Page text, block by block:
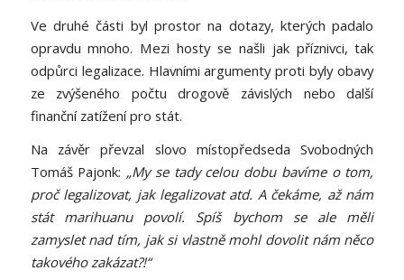
Ve druhé části byl prostor na dotazy, kterých padalo
opravdu mnoho. Mezi hosty se našli jak příznivci, tak
odpůrci legalizace. Hlavními argumenty proti byly obavy
ze zvýšeného počtu drogově závislých nebo další
finanční zatížení pro stát.
Na závěr převzal slovo místopředseda Svobodných
Tomáš Pajonk: „My se tady celou dobu bavíme o tom,
proč legalizovat, jak legalizovat atd. A čekáme, až nám
stát marihuanu povolí. Spíš bychom se ale měli
zamyslet nad tím, jak si vlastně mohl dovolit nám něco
takového zakázat?!“